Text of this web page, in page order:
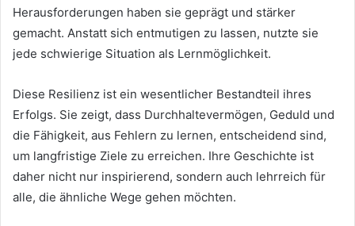
Herausforderungen haben sie geprägt und stärker
gemacht. Anstatt sich entmutigen zu lassen, nutzte sie
jede schwierige Situation als Lernmöglichkeit.
Diese Resilienz ist ein wesentlicher Bestandteil ihres
Erfolgs. Sie zeigt, dass Durchhaltevermögen, Geduld und
die Fähigkeit, aus Fehlern zu lernen, entscheidend sind,
um langfristige Ziele zu erreichen. Ihre Geschichte ist
daher nicht nur inspirierend, sondern auch lehrreich für
alle, die ähnliche Wege gehen möchten.